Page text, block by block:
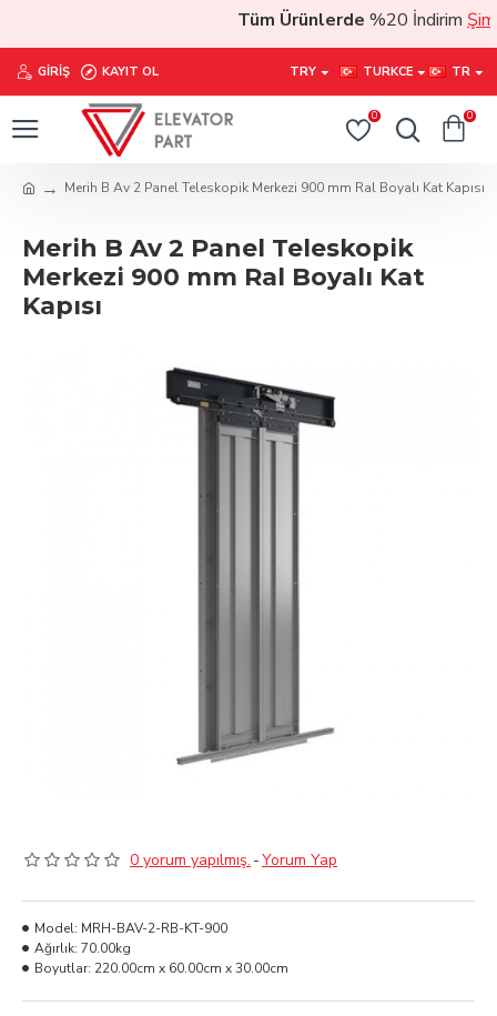
Tüm Ürünlerde%20 İndirim
GIRIŞ KAYIT OL TRY TURKCE TR
0 0
Merih B Av 2 Panel Teleskopik Merkezi 900 mm Ral Boyalı Kat Kapısı
Merih B Av 2 Panel Teleskopik
Merkezi 900 mm Ral Boyalı Kat
Kapısı
0 yorum yapılmış. -Yorum Yap
Model: MRH-BAV-2-RB-KT-900
Ağırlık: 70.00kg
Boyutlar: 220.00cm x 60.00cm x 30.00cm